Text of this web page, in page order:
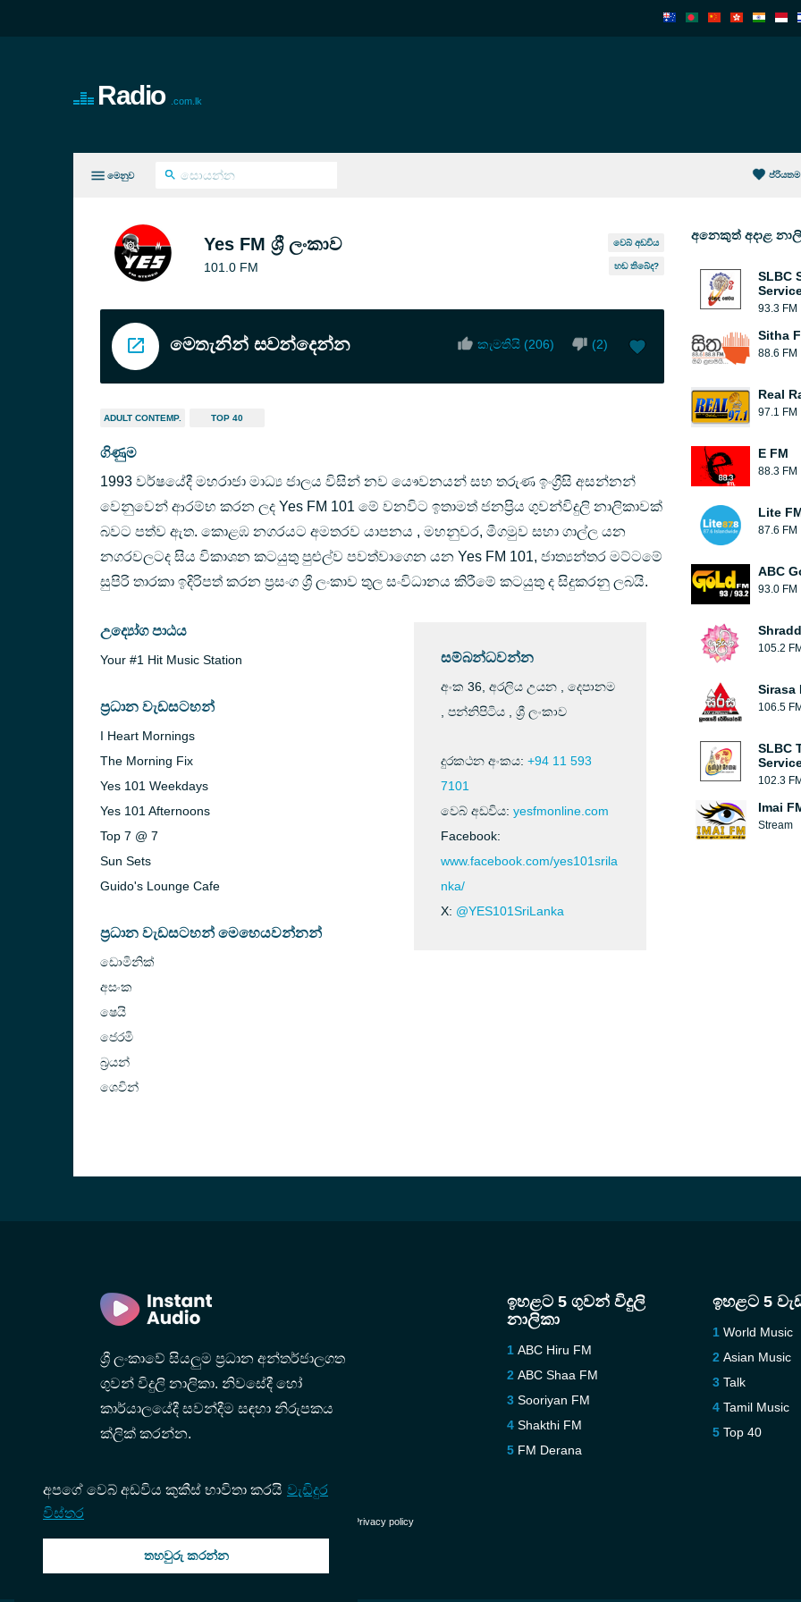
Radio .com.lk
මෙනුව ප්රියතම
Yes FM ශ්‍රී ලංකාව
101.0 FM
වෙබ් අඩවිය
හඬ තිබේද?
මෙතැනින් සවන්දෙන්න කැමතියි (206) (2)
ADULT CONTEMP. TOP 40
ගිණුම
1993 වර්ෂයේදී මහරාජා මාධ්‍ය ජාලය විසින් නව යෞවනයන් සහ තරුණ ඉංග්‍රීසි අසන්නන්
වෙනුවෙන් ආරම්භ කරන ලද Yes FM 101 මේ වනවිට ඉතාමත් ජනප්‍රිය ගුවන්විදුලි නාලිකාවක්
බවට පත්ව ඇත. කොළඹ නගරයට අමතරව යාපනය , මහනුවර, මීගමුව සහා ගාල්ල යන
නගරවලටද සිය විකාශන කටයුතු පුළුල්ව පවත්වාගෙන යන Yes FM 101, ජාත්‍යන්තර මට්ටමේ
සුපිරි තාරකා ඉදිරිපත් කරන ප්‍රසංග ශ්‍රී ලංකාව තුල සංවිධානය කිරීමේ කටයුතු ද සිදුකරනු ලබයි.
උද්‍යෝග පාඨය
Your #1 Hit Music Station
ප්‍රධාන වැඩසටහන්
I Heart Mornings
The Morning Fix
Yes 101 Weekdays
Yes 101 Afternoons
Top 7 @ 7
Sun Sets
Guido's Lounge Cafe
ප්‍රධාන වැඩසටහන් මෙහෙයවන්නන්
ඩොමිනික්
අසංක
ෂෙයි
ජෙරමි
බ්‍රයන්
ශෙවින්
සම්බන්ධවන්න
අංක 36, අරලිය උයන , දෙපානම
, පන්නිපිටිය , ශ්‍රී ලංකාව
දුරකථන අංකය: +94 11 593
7101
වෙබ් අඩවිය: yesfmonline.com
Facebook:
www.facebook.com/yes101srila
nka/
X: @YES101SriLanka
අනෙකුත් අදාළ
SLBC
93.3 FM
Sitha
88.6 FM
Real
97.1 FM
E FM
88.3 FM
Lite
87.6 FM
ABC
93.0 FM
105.2
Sirasa
106.5
SLBC
102.3
Imai
Stream
ශ්‍රී ලංකාවේ සියලුම ප්‍රධාන අන්තර්ජාලගත
ගුවන් විදුලි නාලිකා. නිවසේදී හෝ
කාර්යාලයේදී සවන්දීම සඳහා නිරුපකය
ක්ලික් කරන්න.
ඉහළට 5 ගුවන් විදුලි
නාලිකා
ABC Hiru FM
ABC Shaa FM
Sooriyan FM
Shakthi FM
FM Derana
ඉහළට 5
World Music
Asian Music
Talk
Tamil Music
Top 40
Privacy policy
අපගේ වෙබ් අඩවිය කුකීස් භාවිතා කරයි වැඩිදුර
විස්තර
තහවුරු කරන්න